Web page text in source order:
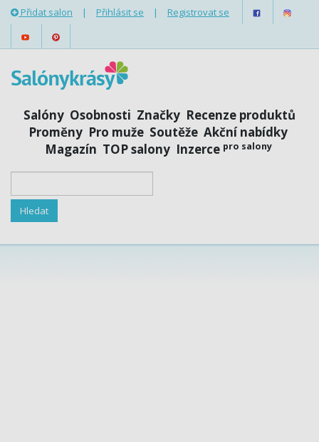
Přidat salon | Přihlásit se | Registrovat se
Salóny Osobnosti Značky Recenze produktů
Proměny Pro muže Soutěže Akční nabídky
Magazín TOP salony Inzerce pro salony